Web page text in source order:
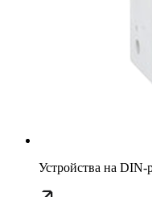
Устройства на DIN-